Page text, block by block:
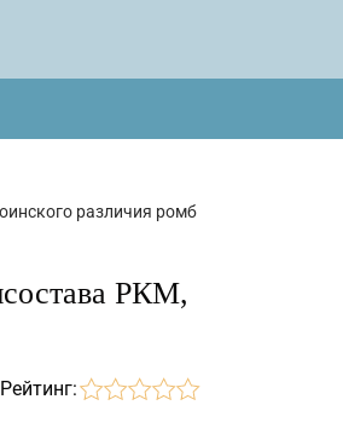
различия ромб
РКМ,
Рейтинг: